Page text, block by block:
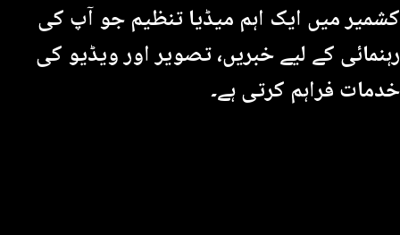
کشمیر میں ایک اہم میڈیا تنظیم جو آپ کی
رہنمائی کے لیے خبریں، تصویر اور ویڈیو کی
خدمات فراہم کرتی ہے۔